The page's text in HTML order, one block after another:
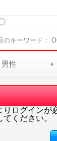
のキーワード：
男性
ログインが
ください。